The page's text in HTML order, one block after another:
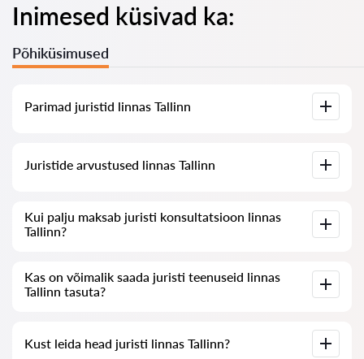
Inimesed küsivad ka:
Põhiküsimused
Parimad juristid linnas Tallinn
Tallinn koos täieliku infoga: hinnad, arvustused,
Juristide arvustused linnas Tallinn
me ei kustuta negatiivseid arvustusi ega võimalda nende
manipuleerimist.
Kui palju maksab juristi konsultatsioon linnas
Tallinn?
olla kõrgem (hind sõltub küsimuse keerukusest ja vastuse
vormist).
Kas on võimalik saada juristi teenuseid linnas
Tallinn tasuta?
proovige see esitada. Kui küsimus ei ole keeruline ja sellele
saab kiiresti vastata, annavad juristid sageli tasuta vastuseid.
Kust leida head juristi linnas Tallinn?